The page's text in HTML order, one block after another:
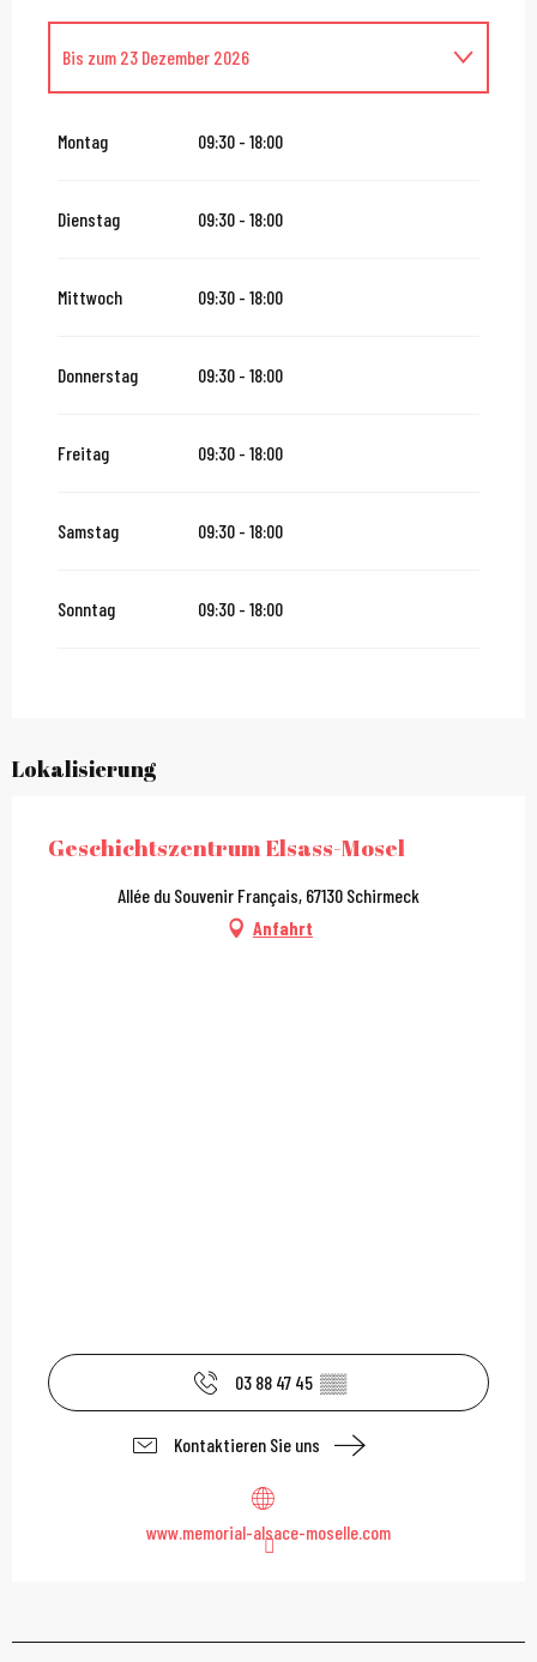
Bis zum 23 Dezember 2026
Montag 09:30 - 18:00
Dienstag 09:30 - 18:00
Mittwoch 09:30 - 18:00
Donnerstag 09:30 - 18:00
Freitag 09:30 - 18:00
Samstag 09:30 - 18:00
Sonntag 09:30 - 18:00
Lokalisierung
Geschichtszentrum Elsass-Mosel
Allée du Souvenir Français, 67130 Schirmeck
Anfahrt
03 88 47 45 ▒▒
Kontaktieren Sie uns
www.memorial-alsace-moselle.com